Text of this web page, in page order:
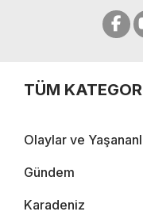
TÜM
Olaylar ve
Gündem
Karadeniz